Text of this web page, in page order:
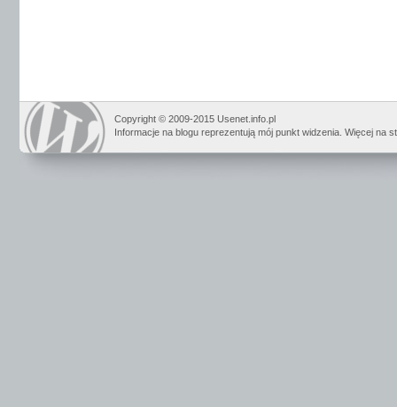
Copyright © 2009-2015 Usenet.info.pl
Informacje na blogu reprezentują mój punkt widzenia. Więcej na